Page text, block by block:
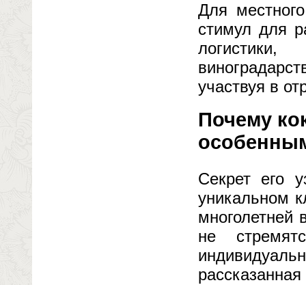
Для
стимул для
участвуя в
Почему
Секрет его
уникальном
многолетней
не